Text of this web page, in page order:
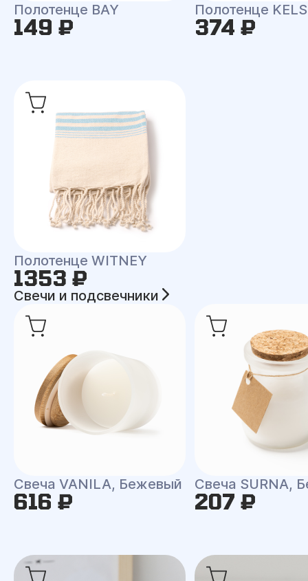
Полотенце BAY
149 ₽
Полотенце
374 ₽
Полотенце WITNEY
1353 ₽
Свечи и подсвечники
Свеча VANILA, Бежевый
616 ₽
Свеча SURNA,
207 ₽